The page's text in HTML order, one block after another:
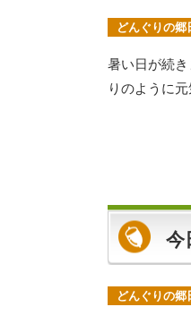
どんぐりの郷
暑い日が続
りのように
今
どんぐりの郷